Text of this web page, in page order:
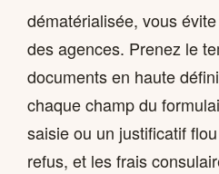
dématérialisée, vous
des agences. Prenez le
documents en haute
chaque champ du
saisie ou un justificatif
refus, et les frais